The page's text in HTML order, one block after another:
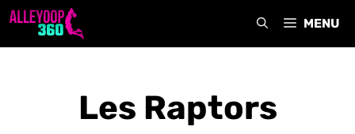
Aller
MENU
Les Raptors